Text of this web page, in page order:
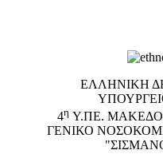
EΛΛΗΝΙΚΗ
4η Υ.ΠΕ.
ΓΕΝΙΚΟ